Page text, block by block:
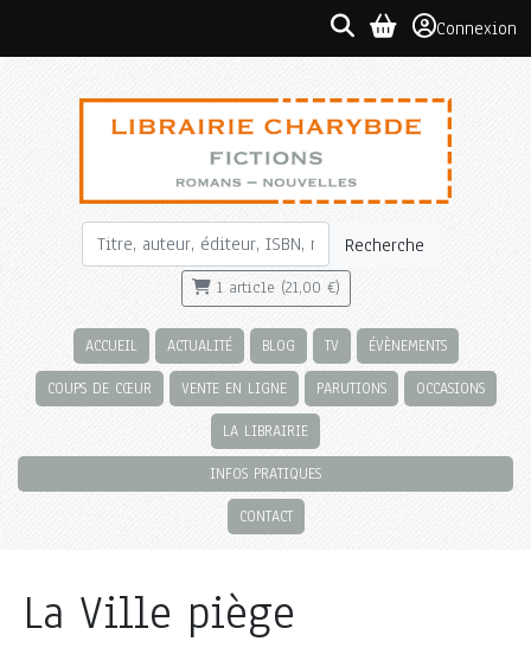
Connexion
Recherche
1 article (21,00 €)
ACCUEIL ACTUALITÉ BLOG TV ÉVÈNEMENTS
COUPS DE CŒUR VENTE EN LIGNE PARUTIONS OCCASIONS
LA LIBRAIRIE
INFOS PRATIQUES
CONTACT
La Ville piège